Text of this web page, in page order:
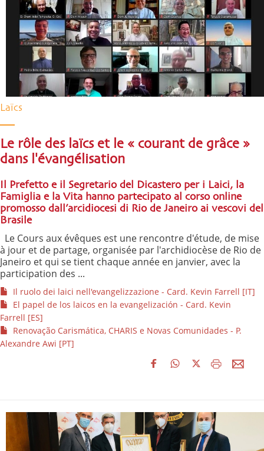
Laïcs
Le rôle des laïcs et le « courant de grâce »
dans l'évangélisation
Il Prefetto e il Segretario del Dicastero per i Laici, la
Famiglia e la Vita hanno partecipato al corso online
promosso dall’arcidiocesi di Rio de Janeiro ai vescovi del
Brasile
Le Cours aux évêques est une rencontre d'étude, de mise
à jour et de partage, organisée par l'archidiocèse de Rio de
Janeiro et qui se tient chaque année en janvier, avec la
participation des ...
Il ruolo dei laici nell'evangelizzazione - Card. Kevin Farrell [IT]
El papel de los laicos en la evangelización - Card. Kevin
Farrell [ES]
Renovação Carismática, CHARIS e Novas Comunidades - P.
Alexandre Awi [PT]